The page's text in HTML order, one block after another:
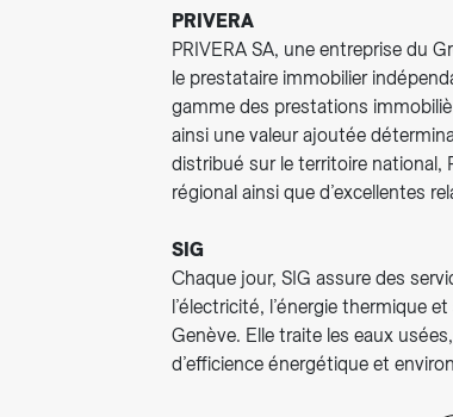
PRIVERA
PRIVERA SA, une entreprise du
le prestataire immobilier
gamme des prestations
ainsi une valeur ajoutée
distribué sur le territoire national,
régional ainsi que d’excellentes
SIG
Chaque jour, SIG assure des
l’électricité, l’énergie thermique
Genève. Elle traite les eaux
d’efficience énergétique et